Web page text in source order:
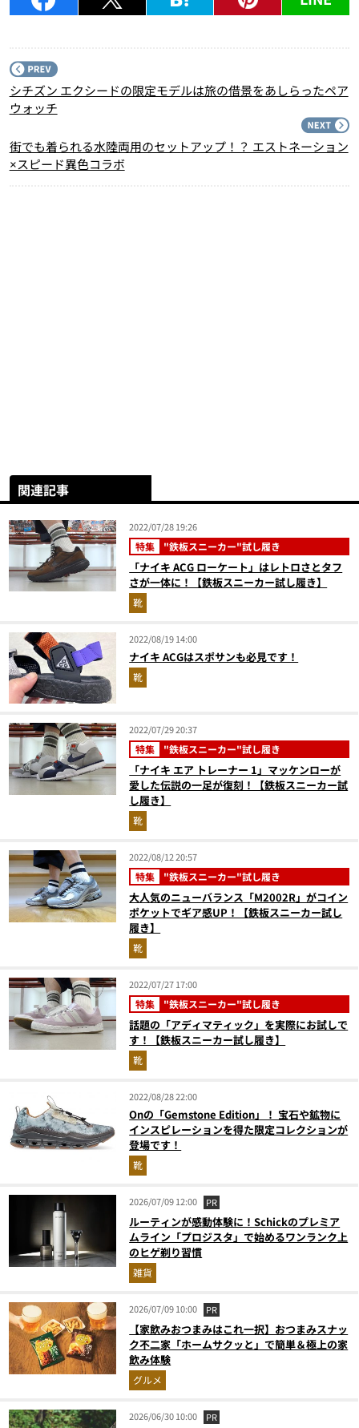
シチズン エクシードの限定モデルは旅の借景をあしらったペア
ウォッチ
街でも着られる水陸両用のセットアップ！？ エストネーション
×スピード異色コラボ
関連記事
2022/07/28 19:26
特集 "鉄板スニーカー"試し履き
「ナイキ ACG ローケート」はレトロさとタフ
さが一体に！【鉄板スニーカー試し履き】
靴
2022/08/19 14:00
ナイキ ACGはスポサンも必見です！
靴
2022/07/29 20:37
特集 "鉄板スニーカー"試し履き
「ナイキ エア トレーナー 1」マッケンローが
愛した伝説の一足が復刻！【鉄板スニーカー試
し履き】
靴
2022/08/12 20:57
特集 "鉄板スニーカー"試し履き
大人気のニューバランス「M2002R」がコイン
ポケットでギア感UP！【鉄板スニーカー試し
履き】
靴
2022/07/27 17:00
特集 "鉄板スニーカー"試し履き
話題の「アディマティック」を実際にお試しで
す！【鉄板スニーカー試し履き】
靴
2022/08/28 22:00
Onの「Gemstone Edition」！ 宝石や鉱物に
インスピレーションを得た限定コレクションが
登場です！
靴
2026/07/09 12:00 PR
ルーティンが感動体験に！Schickのプレミア
ムライン「プロジスタ」で始めるワンランク上
のヒゲ剃り習慣
雑貨
2026/07/09 10:00 PR
【家飲みおつまみはこれ一択】おつまみスナッ
ク不二家「ホームサクッと」で簡単＆極上の家
飲み体験
グルメ
2026/06/30 10:00 PR